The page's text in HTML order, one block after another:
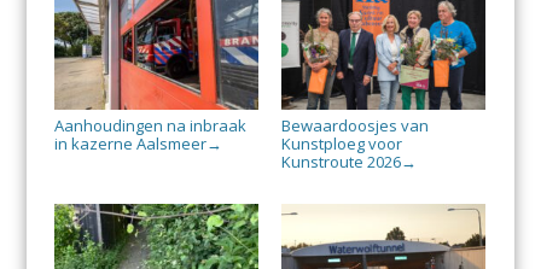
Aanhoudingen na inbraak
in kazerne Aalsmeer→
Bewaardoosjes van
Kunstploeg voor
Kunstroute 2026→